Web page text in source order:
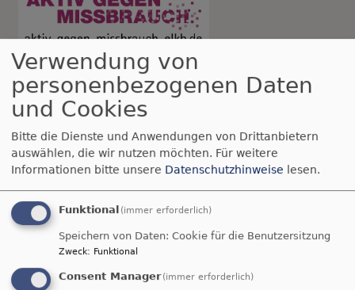
Breadcrumb
Startseite Friedensdekade 2019
Friedensdekade
2019
Verwendung von
personenbezogenen Daten
und Cookies
Bitte die Dienste und Anwendungen von Drittanbietern
auswählen, die wir nutzen möchten. Für weitere
Informationen bitte unsere Datenschutzhinweise lesen.
Funktional (immer erforderlich)
Speichern von Daten: Cookie für die Benutzersitzung
Zweck: Funktional
Consent Manager (immer erforderlich)